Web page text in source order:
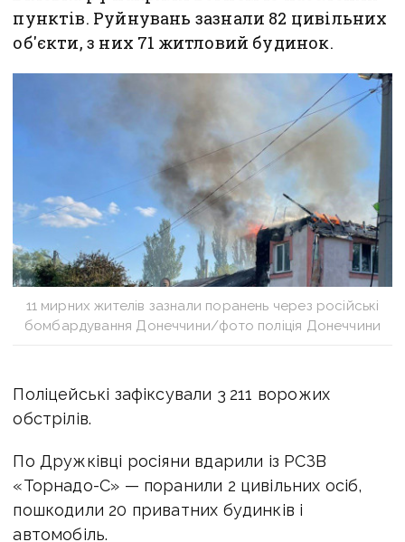
пунктів. Руйнувань зазнали 82 цивільних
об'єкти, з них 71 житловий будинок.
11 мирних жителів зазнали поранень через російські
бомбардування Донеччини/фото поліція Донеччини
Поліцейські зафіксували 3 211 ворожих
обстрілів.
По Дружківці росіяни вдарили із РСЗВ
«Торнадо-С» — поранили 2 цивільних осіб,
пошкодили 20 приватних будинків і
автомобіль.